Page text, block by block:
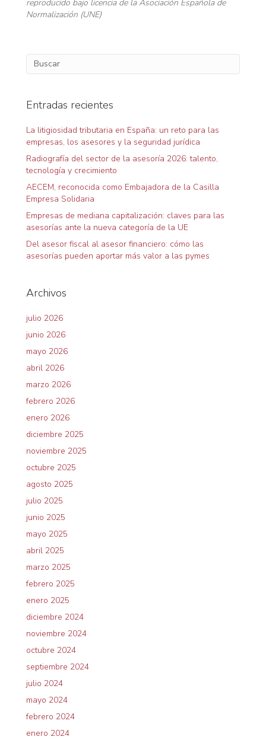
reproducido bajo licencia de la Asociación Española de
Normalización (UNE)
Entradas recientes
La litigiosidad tributaria en España: un reto para las
empresas, los asesores y la seguridad jurídica
Radiografía del sector de la asesoría 2026: talento,
tecnología y crecimiento
AECEM, reconocida como Embajadora de la Casilla
Empresa Solidaria
Empresas de mediana capitalización: claves para las
asesorías ante la nueva categoría de la UE
Del asesor fiscal al asesor financiero: cómo las
asesorías pueden aportar más valor a las pymes
Archivos
julio 2026
junio 2026
mayo 2026
abril 2026
marzo 2026
febrero 2026
enero 2026
diciembre 2025
noviembre 2025
octubre 2025
agosto 2025
julio 2025
junio 2025
mayo 2025
abril 2025
marzo 2025
febrero 2025
enero 2025
diciembre 2024
noviembre 2024
octubre 2024
septiembre 2024
julio 2024
mayo 2024
febrero 2024
enero 2024